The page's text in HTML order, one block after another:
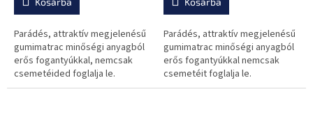
Parádés, attraktív megjelenésű
gumimatrac minőségi anyagból
erős fogantyúkkal, nemcsak
csemetéided foglalja le.
Parádés, attraktív megjelenésű
gumimatrac minőségi anyagból
erős fogantyúkkal nemcsak
csemetéit foglalja le.